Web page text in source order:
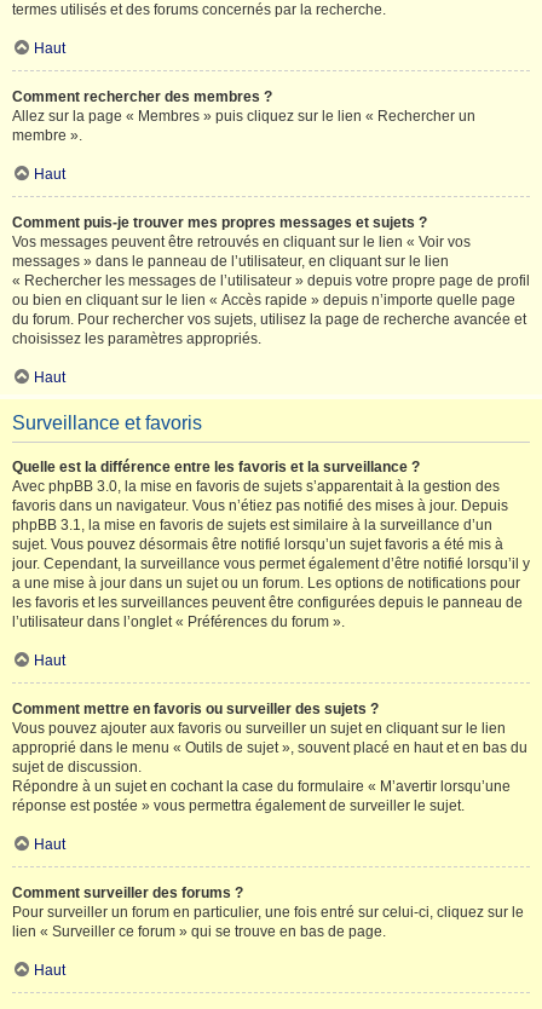
termes utilisés et des forums concernés par la recherche.
Haut
Comment rechercher des membres ?
Allez sur la page « Membres » puis cliquez sur le lien « Rechercher un
membre ».
Haut
Comment puis-je trouver mes propres messages et sujets ?
Vos messages peuvent être retrouvés en cliquant sur le lien « Voir vos
messages » dans le panneau de l’utilisateur, en cliquant sur le lien
« Rechercher les messages de l’utilisateur » depuis votre propre page de profil
ou bien en cliquant sur le lien « Accès rapide » depuis n’importe quelle page
du forum. Pour rechercher vos sujets, utilisez la page de recherche avancée et
choisissez les paramètres appropriés.
Haut
Surveillance et favoris
Quelle est la différence entre les favoris et la surveillance ?
Avec phpBB 3.0, la mise en favoris de sujets s’apparentait à la gestion des
favoris dans un navigateur. Vous n’étiez pas notifié des mises à jour. Depuis
phpBB 3.1, la mise en favoris de sujets est similaire à la surveillance d’un
sujet. Vous pouvez désormais être notifié lorsqu’un sujet favoris a été mis à
jour. Cependant, la surveillance vous permet également d’être notifié lorsqu’il y
a une mise à jour dans un sujet ou un forum. Les options de notifications pour
les favoris et les surveillances peuvent être configurées depuis le panneau de
l’utilisateur dans l’onglet « Préférences du forum ».
Haut
Comment mettre en favoris ou surveiller des sujets ?
Vous pouvez ajouter aux favoris ou surveiller un sujet en cliquant sur le lien
approprié dans le menu « Outils de sujet », souvent placé en haut et en bas du
sujet de discussion.
Répondre à un sujet en cochant la case du formulaire « M’avertir lorsqu’une
réponse est postée » vous permettra également de surveiller le sujet.
Haut
Comment surveiller des forums ?
Pour surveiller un forum en particulier, une fois entré sur celui-ci, cliquez sur le
lien « Surveiller ce forum » qui se trouve en bas de page.
Haut